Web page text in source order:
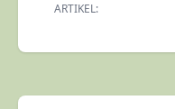
ARTIKEL: